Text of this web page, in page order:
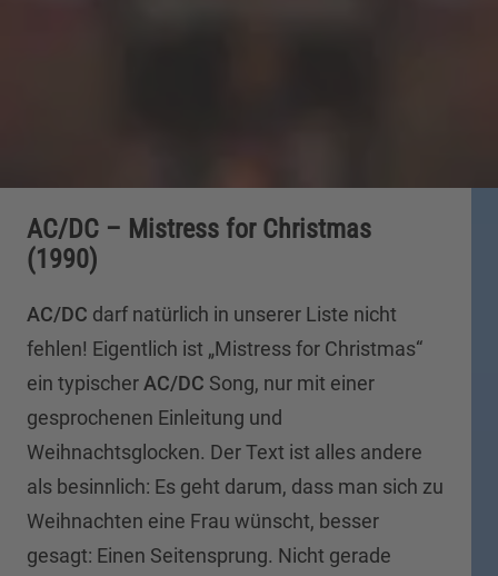
AC/DC – Mistress for Christmas
(1990)
AC/DC darf natürlich in unserer Liste nicht
fehlen! Eigentlich ist „Mistress for Christmas“
ein typischer AC/DC Song, nur mit einer
gesprochenen Einleitung und
Weihnachtsglocken. Der Text ist alles andere
als besinnlich: Es geht darum, dass man sich zu
Weihnachten eine Frau wünscht, besser
gesagt: Einen Seitensprung. Nicht gerade